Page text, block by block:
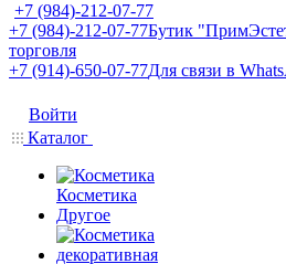
+7 (984)-212-07-77
+7 (984)-212-07-77Бутик
торговля
+7 (914)-650-07-77Для связи в
Войти
Каталог
Косметика
Другое